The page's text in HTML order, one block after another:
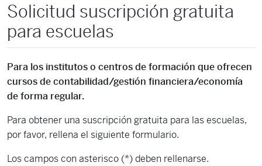
Solicitud suscripción gratuita
para escuelas
Para los institutos o centros de formación que ofrecen
cursos de contabilidad/gestión financiera/economía
de forma regular.
Para obtener una suscripción gratuita para las escuelas,
por favor, rellena el siguiente formulario.
Los campos con asterisco (*) deben rellenarse.